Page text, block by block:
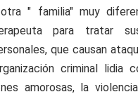
" familia" muy
para tratar
que causan
criminal lidia
amorosas, la